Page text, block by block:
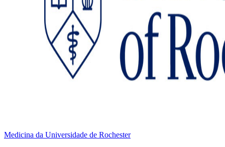
Medicina da Universidade de Rochester